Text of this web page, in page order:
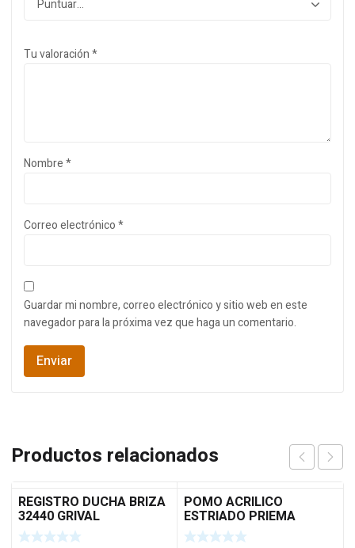
Tu valoración*
Nombre*
Correo electrónico*
Guardar mi nombre, correo electrónico y sitio web en este
navegador para la próxima vez que haga un comentario.
Productos relacionados
REGISTRO DUCHA BRIZA
32440 GRIVAL
POMO ACRILICO
ESTRIADO PRIEMA